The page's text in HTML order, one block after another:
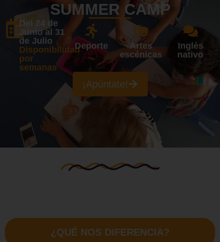
SUMMER CAMP
Del 24 de
Junio al 31
de Julio
Disponibilidad
por
semanas
Deporte
Artes
escénicas
Inglés
nativo
¡Apúntate!
¿QUÉ NOS DIFERENCIA?